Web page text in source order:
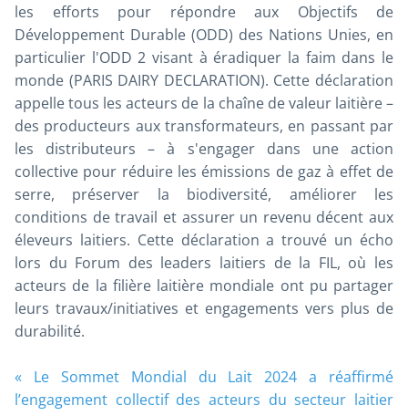
les efforts pour répondre aux Objectifs de
Développement Durable (ODD) des Nations Unies, en
particulier l'ODD 2 visant à éradiquer la faim dans le
monde (PARIS DAIRY DECLARATION). Cette déclaration
appelle tous les acteurs de la chaîne de valeur laitière –
des producteurs aux transformateurs, en passant par
les distributeurs – à s'engager dans une action
collective pour réduire les émissions de gaz à effet de
serre, préserver la biodiversité, améliorer les
conditions de travail et assurer un revenu décent aux
éleveurs laitiers. Cette déclaration a trouvé un écho
lors du Forum des leaders laitiers de la FIL, où les
acteurs de la filière laitière mondiale ont pu partager
leurs travaux/initiatives et engagements vers plus de
durabilité.
« Le Sommet Mondial du Lait 2024 a réaffirmé
l’engagement collectif des acteurs du secteur laitier